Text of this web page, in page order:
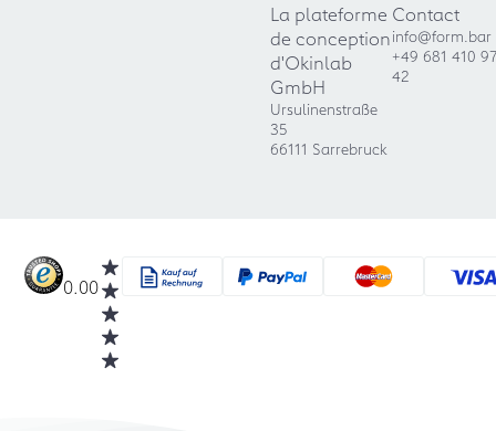
La plateforme
de conception
d'Okinlab
GmbH
Ursulinenstraße
35
66111 Sarrebruck
Contact
info@form.bar
+49 681 410
42
0.00